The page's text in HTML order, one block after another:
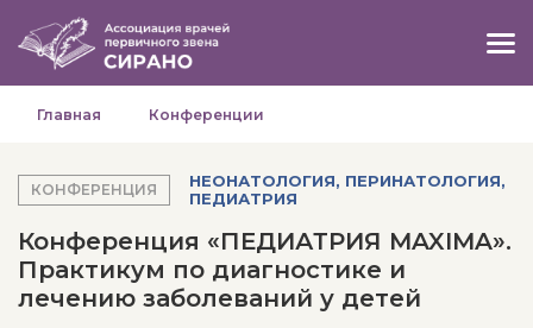
Главная Конференции
КОНФЕРЕНЦИЯ
НЕОНАТОЛОГИЯ, ПЕРИНАТОЛОГИЯ,
ПЕДИАТРИЯ
Конференция «ПЕДИАТРИЯ MAXIMA».
Практикум по диагностике и
лечению заболеваний у детей